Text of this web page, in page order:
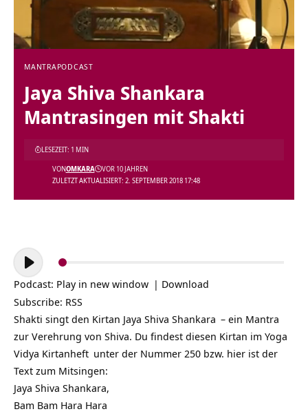
MANTRAPODCAST
Jaya Shiva Shankara
Mantrasingen mit Shakti
ZULETZT AKTUALISIERT: 2. SEPTEMBER 2018 17:48
VONOMKARA VOR 10 JAHREN
LESEZEIT: 1 MIN
Audio-
Player
Podcast: Play in new window | Download
Subscribe: RSS
Shakti singt den Kirtan Jaya Shiva Shankara – ein Mantra
zur Verehrung von Shiva. Du findest diesen Kirtan im Yoga
Vidya Kirtanheft unter der Nummer 250 bzw. hier ist der
Text zum Mitsingen:
Jaya Shiva Shankara,
Bam Bam Hara Hara